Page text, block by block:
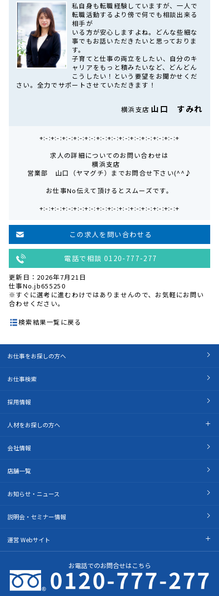
私自身も転職経験していますが、一人で
転職活動するより傍で何でも相談出来る
相手が
いる方が安心しますよね。どんな些細な
事でもお話いただきたいと思っておりま
す。
子育てと仕事の両立をしたい、自分のキ
ャリアをもっと積みたいなど、どんどん
こうしたい！という要望をお聞かせくだ
さい。全力でサポートさせていただきます！
横浜支店 山口 すみれ
+:-:+:-:+:-:+:-:+:-:+:-:+:-:+:-:+:-:+:-:+:-:+:-:+
求人の詳細についてのお問い合わせは
横浜支店
営業部 山口（ヤマグチ）までお問合せ下さい(^^♪
お仕事No伝えて頂けるとスムーズです。
+:-:+:-:+:-:+:-:+:-:+:-:+:-:+:-:+:-:+:-:+:-:+:-:+
この求人を問い合わせる
電話で相談 0120-777-277
更新日：2026年7月21日
仕事No.jb655250
※すぐに選考に進むわけではありませんので、お気軽にお問い
合わせください。
検索結果一覧に戻る
お仕事をお探しの方へ
お仕事検索
採用情報
人材をお探しの方へ
会社情報
店舗一覧
お知らせ・ニュース
説明会・セミナー情報
運営 Webサイト
お電話でのお問合せはこちら